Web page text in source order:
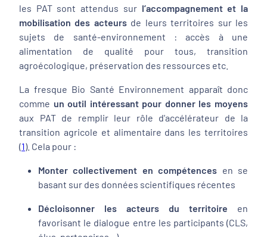
les PAT sont attendus sur l’accompagnement et la
mobilisation des acteursde leurs territoires sur les
sujets de santé-environnement : accès à une
alimentation de qualité pour tous, transition
agroécologique, préservation des ressources etc.
La fresque Bio Santé Environnement apparaît donc
comme un outil intéressant pour donner les moyens
aux PAT de remplir leur rôle d'accélérateur de la
transition agricole et alimentaire dans les territoires
(1). Cela pour :
Monter collectivement en compétences en se
basant sur des données scientifiques récentes
Décloisonner les acteurs du territoire en
favorisant le dialogue entre les participants (CLS,